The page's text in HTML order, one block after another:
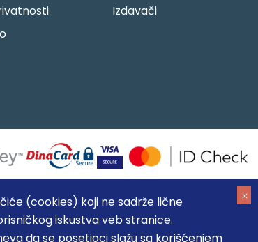
(cookies) koji ne sadrže lične
iskustva veb stranice.
da se posetioci slažu sa korišćenjem
Izdavači
MB: 20337524